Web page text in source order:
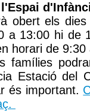
l'Espai
obert els
a 13:00 hi de
horari de 9:30
famílies
Estació del
és important.